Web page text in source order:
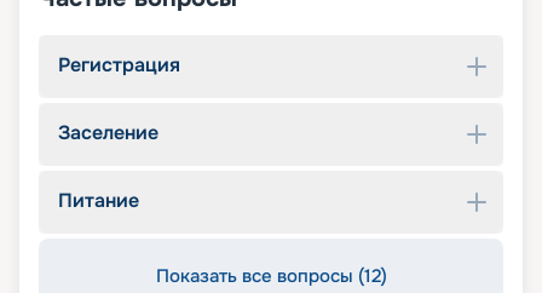
Регистрация
Заселение
Питание
Показать все вопросы (12)